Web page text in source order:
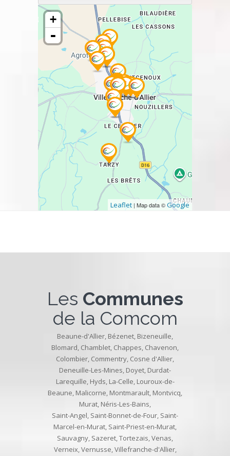
+
-
Leaflet | Map data ©Google
Les Communes
de la Comcom
Beaune-d'Allier Bézenet Bizeneuille
Blomard Chamblet Chappes Chavenon
Colombier Commentry Cosne d'Allier
Deneuille-Les-Mines Doyet Durdat-
Larequille Hyds La-Celle Louroux-de-
Beaune Malicorne Montmarault Montvicq
Murat Néris-Les-Bains
Saint-Angel Saint-Bonnet-de-Four Saint-
Marcel-en-Murat Saint-Priest-en-Murat
Sauvagny Sazeret Tortezais Venas
Verneix Vernusse Villefranche-d'Allier,